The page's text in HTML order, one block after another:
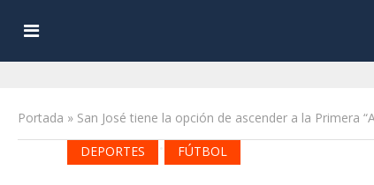
Portada » San José tiene la opción de ascender a la Primera
DEPORTES
FÚTBOL